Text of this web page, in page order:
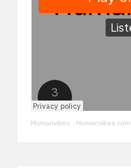
Humanvibes · Humanvibes.com